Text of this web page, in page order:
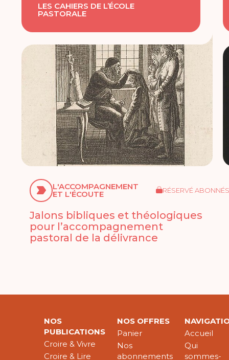
LES CAHIERS DE L’ÉCOLE
PASTORALE
L'ACCOMPAGNEMENT
ET L'ÉCOUTE RÉSERVÉ ABONNÉS
Jalons bibliques et théologiques
pour l’accompagnement
pastoral de la délivrance
NOS
PUBLICATIONS
Croire & Vivre
Croire & Lire
NOS OFFRES
Panier
Nos
abonnements
Accueil
Qui
sommes-